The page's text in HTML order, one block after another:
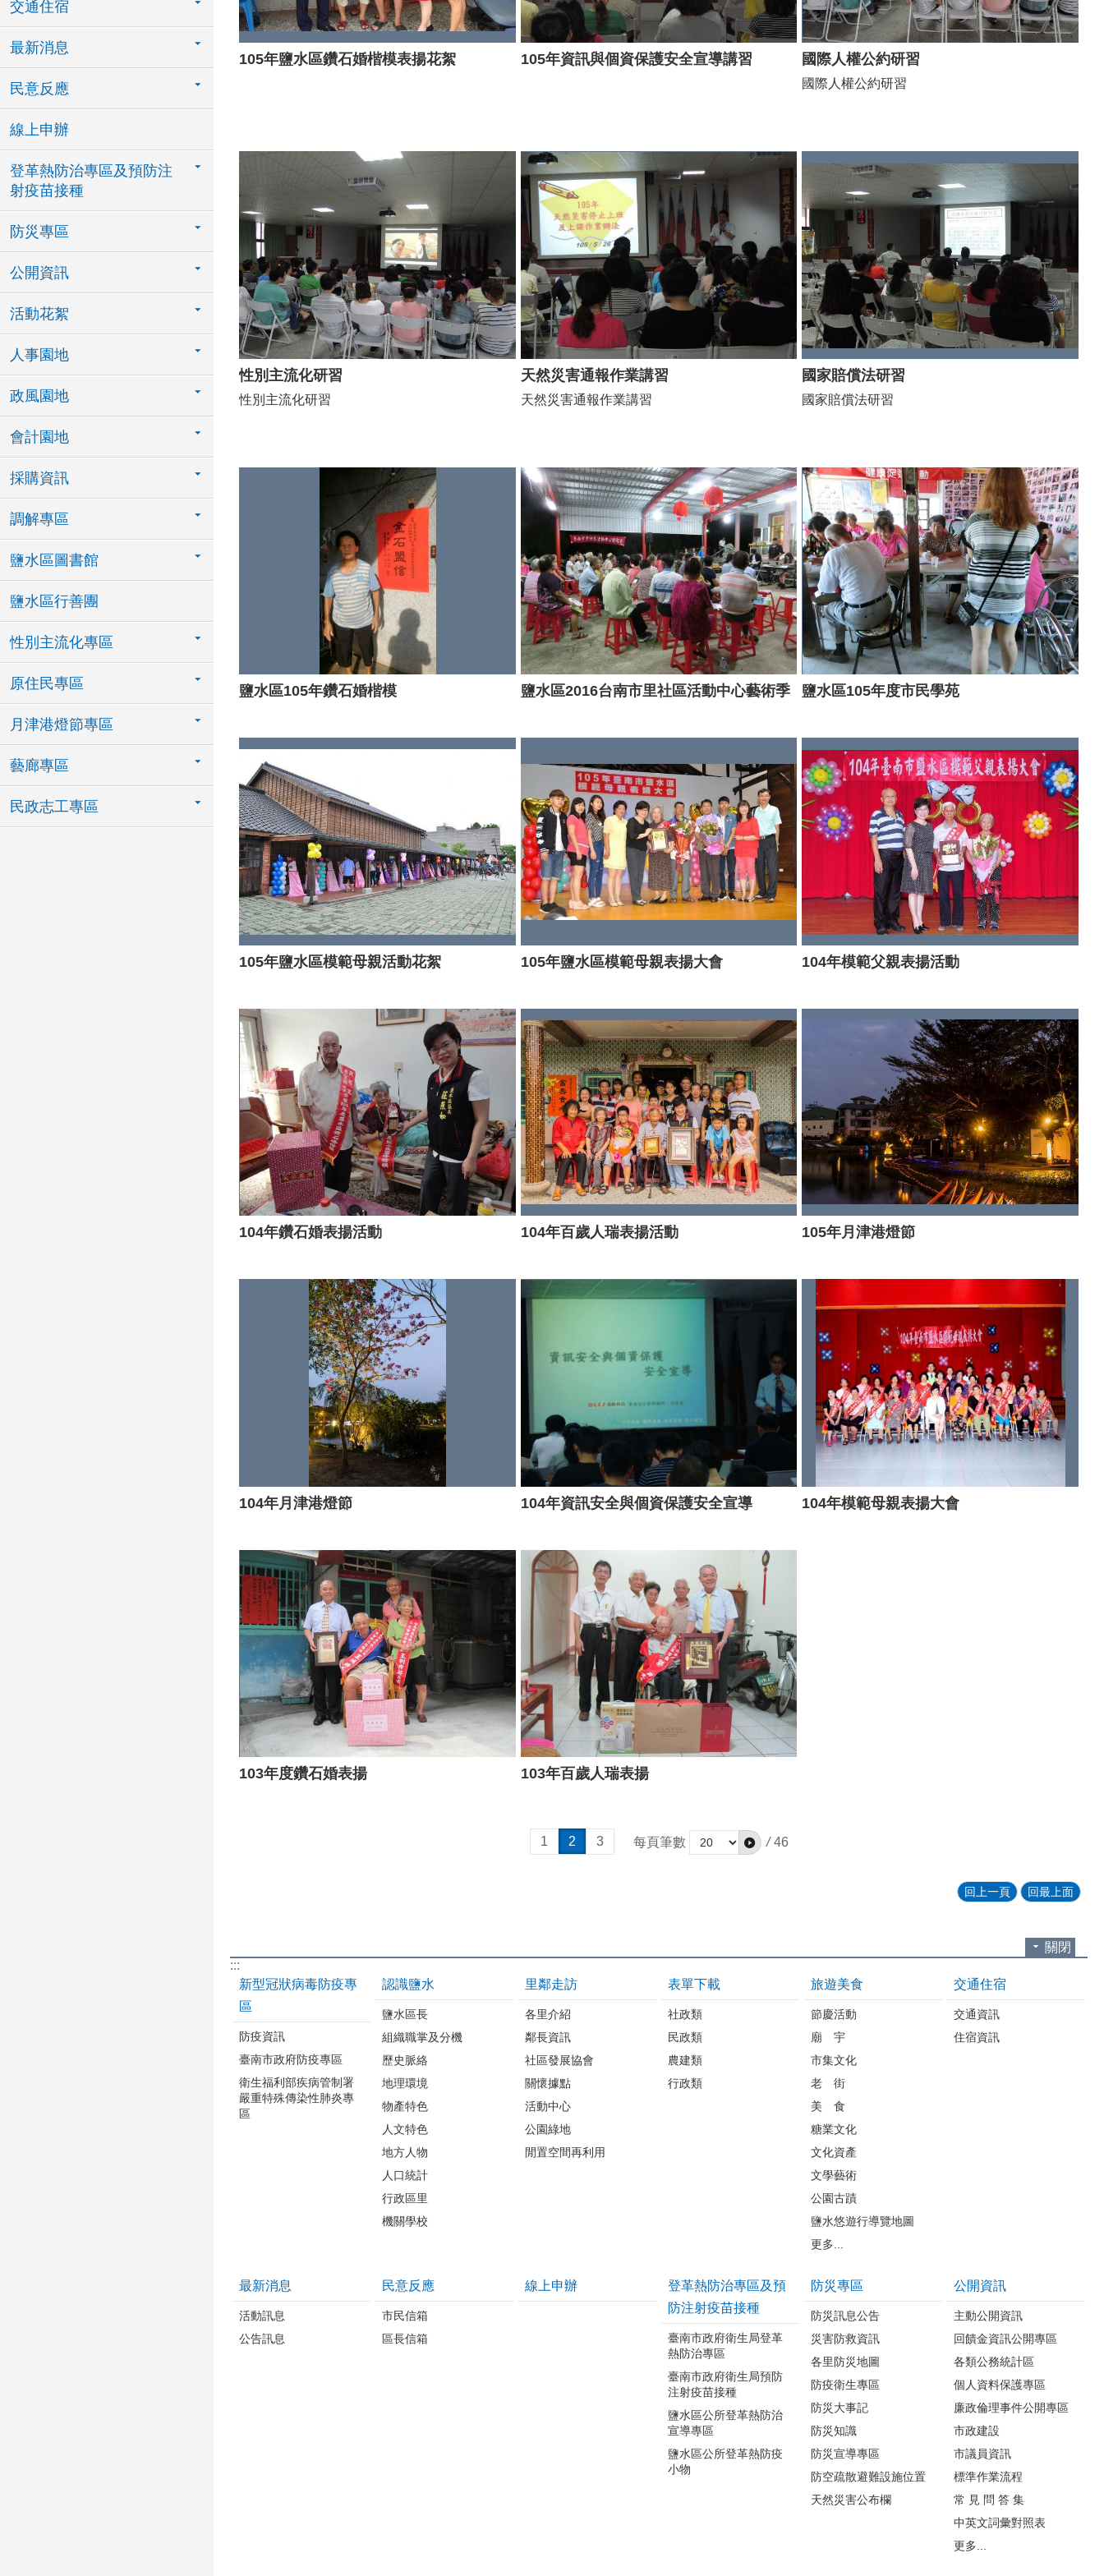
交通住宿
最新消息
民意反應
線上申辦
登革熱防治專區及預防注
射疫苗接種
防災專區
公開資訊
活動花絮
人事園地
政風園地
會計園地
採購資訊
調解專區
鹽水區圖書館
鹽水區行善團
性別主流化專區
原住民專區
月津港燈節專區
藝廊專區
民政志工專區
105年鹽水區鑽石婚楷模表揚花絮 105年資訊與個資保護安全宣導講習 國際人權公約研習
國際人權公約研習
性別主流化研習
性別主流化研習
天然災害通報作業講習
天然災害通報作業講習
國家賠償法研習
國家賠償法研習
鹽水區105年鑽石婚楷模 鹽水區2016台南市里社區活動中心藝術季 鹽水區105年度市民學苑
105年鹽水區模範母親活動花絮 105年鹽水區模範母親表揚大會 104年模範父親表揚活動
104年鑽石婚表揚活動 104年百歲人瑞表揚活動 105年月津港燈節
104年月津港燈節 104年資訊安全與個資保護安全宣導 104年模範母親表揚大會
103年度鑽石婚表揚 103年百歲人瑞表揚
1 2 3 每頁筆數 / 46
回上一頁 回最上面
關閉
:::
新型冠狀病毒防疫專
區
防疫資訊
臺南市政府防疫專區
衛生福利部疾病管制署
嚴重特殊傳染性肺炎專
區
認識鹽水
鹽水區長
組織職掌及分機
歷史脈絡
地理環境
物產特色
人文特色
地方人物
人口統計
行政區里
機關學校
里鄰走訪
各里介紹
鄰長資訊
社區發展協會
關懷據點
活動中心
公園綠地
閒置空間再利用
表單下載
社政類
民政類
農建類
行政類
旅遊美食
節慶活動
廟 宇
市集文化
老 街
美 食
糖業文化
文化資產
文學藝術
公園古蹟
鹽水悠遊行導覽地圖
更多...
交通住宿
交通資訊
住宿資訊
最新消息
活動訊息
公告訊息
民意反應
市民信箱
區長信箱
線上申辦
登革熱防治專區及預
防注射疫苗接種
臺南市政府衛生局登革
熱防治專區
臺南市政府衛生局預防
注射疫苗接種
鹽水區公所登革熱防治
宣導專區
鹽水區公所登革熱防疫
小物
防災專區
防災訊息公告
災害防救資訊
各里防災地圖
防疫衛生專區
防災大事記
防災知識
防災宣導專區
防空疏散避難設施位置
天然災害公布欄
公開資訊
主動公開資訊
回饋金資訊公開專區
各類公務統計區
個人資料保護專區
廉政倫理事件公開專區
市政建設
市議員資訊
標準作業流程
常 見 問 答 集
中英文詞彙對照表
更多...